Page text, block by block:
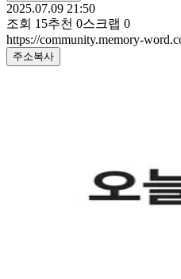
2025.07.09 21:50
조회 15추천 0스크랩 0
https://community.memory-
주소복사